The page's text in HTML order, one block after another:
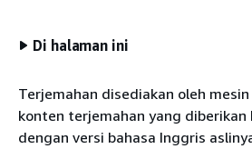
Di halaman ini
Terjemahan disediakan oleh
konten terjemahan yang
dengan versi bahasa Inggris